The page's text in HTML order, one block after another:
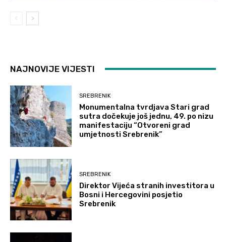
NAJNOVIJE VIJESTI
SREBRENIK
Monumentalna tvrdjava Stari grad
sutra dočekuje još jednu, 49. po nizu
manifestaciju “Otvoreni grad
umjetnosti Srebrenik”
SREBRENIK
Direktor Vijeća stranih investitora u
Bosni i Hercegovini posjetio
Srebrenik